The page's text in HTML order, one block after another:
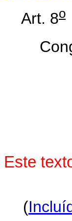
Art. 8o
Este
(